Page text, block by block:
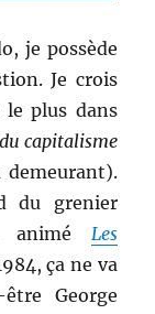
je possède
Je crois
le plus dans
capitalisme
demeurant).
du grenier
animé Les
ça ne va
George